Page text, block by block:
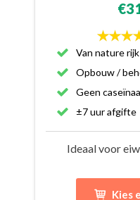
Van nature
Opbouw /
Geen
±7 uur afgifte
Ideaal voor
Kies